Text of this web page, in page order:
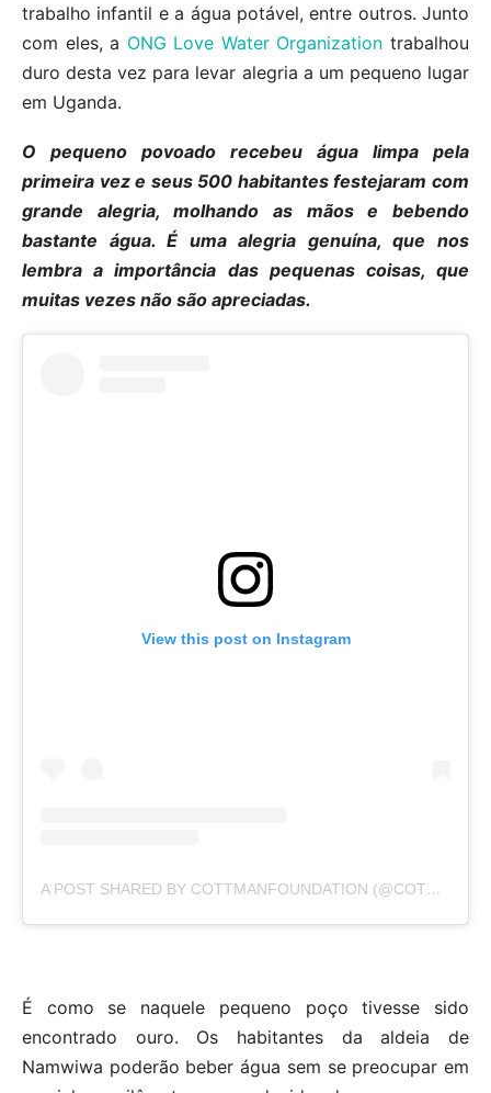
trabalho infantil e a água potável, entre outros. Junto
com eles, a ONG Love Water Organization trabalhou
duro desta vez para levar alegria a um pequeno lugar
em Uganda.
O pequeno povoado recebeu água limpa pela
primeira vez e seus 500 habitantes festejaram com
grande alegria, molhando as mãos e bebendo
bastante água. É uma alegria genuína, que nos
lembra a importância das pequenas coisas, que
muitas vezes não são apreciadas.
View this post on Instagram
A POST SHARED BY COTTMANFOUNDATION (@COTTMANFOUNDATION)
É como se naquele pequeno poço tivesse sido
encontrado ouro. Os habitantes da aldeia de
Namwiwa poderão beber água sem se preocupar em